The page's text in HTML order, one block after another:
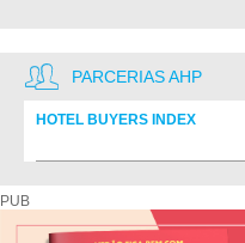
PARCERIAS AHP
HOTEL BUYERS INDEX
PUB